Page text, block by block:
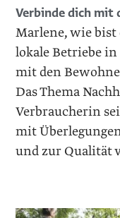
Verbinde dich mit
Marlene, wie bist
lokale Betriebe
mit den
Das Thema
Verbraucherin
mit
und zur Qualität